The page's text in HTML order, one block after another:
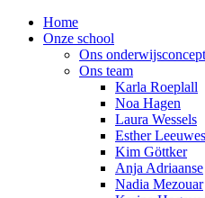
Home
Onze school
Ons onderwijsconcept
Ons team
Karla Roeplall
Noa Hagen
Laura Wessels
Esther
Kim Göttker
Anja Adriaanse
Nadia Mezouar